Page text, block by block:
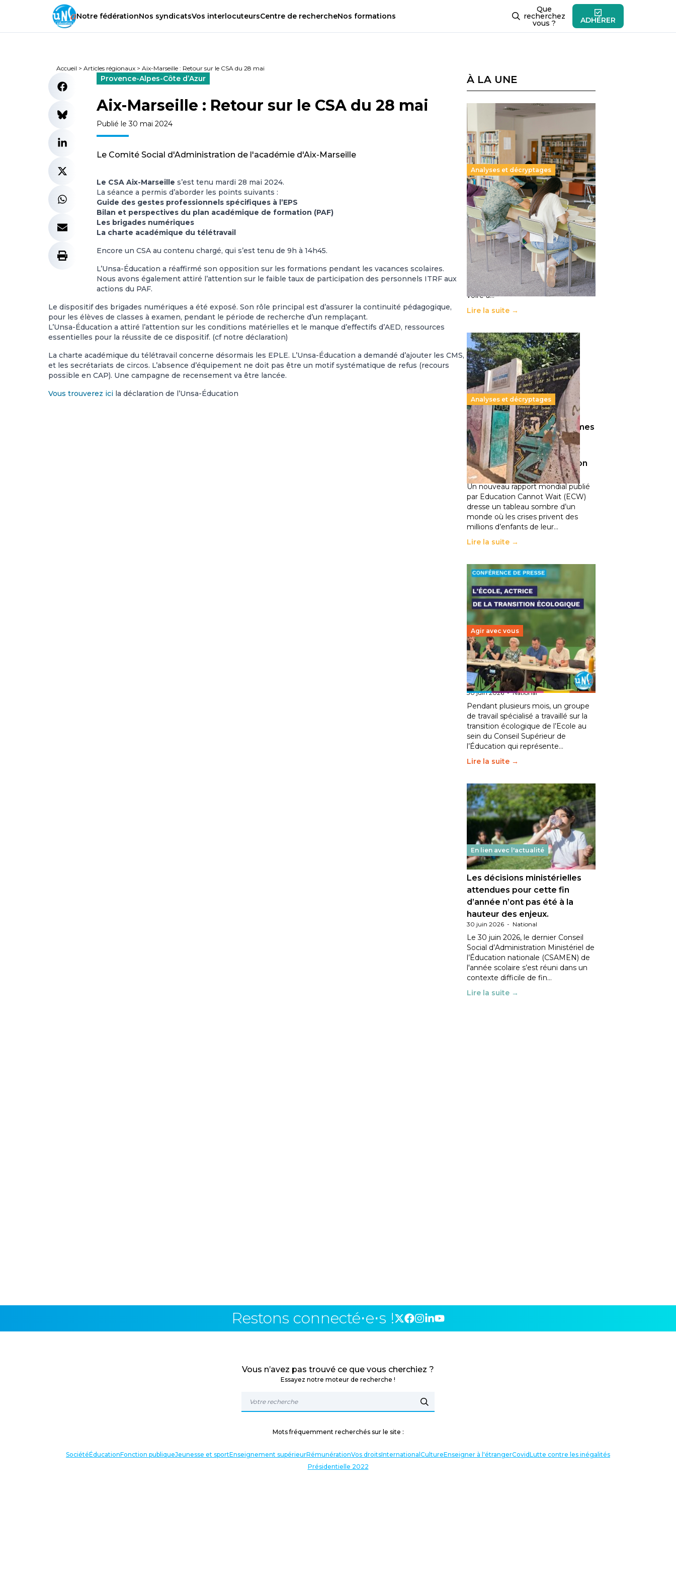
Notre fédérationNos syndicatsVos interlocuteursCentre de rechercheNos formations
Que
recherchez
vous ? ADHÉRER
Accueil > Articles régionaux > Aix-Marseille : Retour sur le CSA du 28 mai
Provence-Alpes-Côte d’Azur
Aix-Marseille : Retour sur le CSA du 28 mai
Publié le 30 mai 2024
Le Comité Social d'Administration de l'académie d'Aix-Marseille
Le CSA Aix-Marseille s’est tenu mardi 28 mai 2024.
La séance a permis d’aborder les points suivants :
Guide des gestes professionnels spécifiques à l’EPS
Bilan et perspectives du plan académique de formation (PAF)
Les brigades numériques
La charte académique du télétravail
Encore un CSA au contenu chargé, qui s’est tenu de 9h à 14h45.
L’Unsa-Éducation a réaffirmé son opposition sur les formations pendant les vacances scolaires.
Nous avons également attiré l’attention sur le faible taux de participation des personnels ITRF aux
actions du PAF.
Le dispositif des brigades numériques a été exposé. Son rôle principal est d’assurer la continuité pédagogique,
pour les élèves de classes à examen, pendant le période de recherche d’un remplaçant.
L’Unsa-Éducation a attiré l’attention sur les conditions matérielles et le manque d’effectifs d’AED, ressources
essentielles pour la réussite de ce dispositif. (cf notre déclaration)
La charte académique du télétravail concerne désormais les EPLE. L’Unsa-Éducation a demandé d’ajouter les CMS,
et les secrétariats de circos. L’absence d’équipement ne doit pas être un motif systématique de refus (recours
possible en CAP). Une campagne de recensement va être lancée.
Vous trouverez ici la déclaration de l’Unsa-Éducation
À LA UNE
Analyses et décryptages
Supérieur privé : une dérive
qui met à mal la promesse
républicaine
11 juillet 2026- National
Le projet de loi sur la régulation de
l’enseignement supérieur privé met
en lumière l’amplification d’un
système qui relègue l’acte
pédagogique au superfétatoire,
voire à…
Lire la suite →
Analyses et décryptages
258 millions d’enfants victimes
de la guerre, des chocs
climatiques et des
déplacements de population
11 juillet 2026 -National
Un nouveau rapport mondial publié
par Education Cannot Wait (ECW)
dresse un tableau sombre d’un
monde où les crises privent des
millions d’enfants de leur…
Lire la suite →
Agir avec vous
Transition écologique de
l’éducation : l’UNSA Éducation
fait bouger les lignes
30 juin 2026-National
Pendant plusieurs mois, un groupe
de travail spécialisé a travaillé sur la
transition écologique de l’Ecole au
sein du Conseil Supérieur de
l’Éducation qui représente…
Lire la suite →
En lien avec l'actualité
Les décisions ministérielles
attendues pour cette fin
d’année n’ont pas été à la
hauteur des enjeux.
30 juin 2026 - National
Le 30 juin 2026, le dernier Conseil
Social d’Administration Ministériel de
l’Éducation nationale (CSAMEN) de
l'année scolaire s’est réuni dans un
contexte difficile de fin…
Lire la suite →
Restons connecté⋅e⋅s !
Vous n’avez pas trouvé ce que vous cherchiez ?
Essayez notre moteur de recherche !
Mots fréquemment recherchés sur le site :
SociétéÉducationFonction publiqueJeunesse et sportEnseignement supérieurRémunérationVos droitsInternational CultureEnseigner à l'étrangerCovidLutte contre les inégalités
Présidentielle 2022